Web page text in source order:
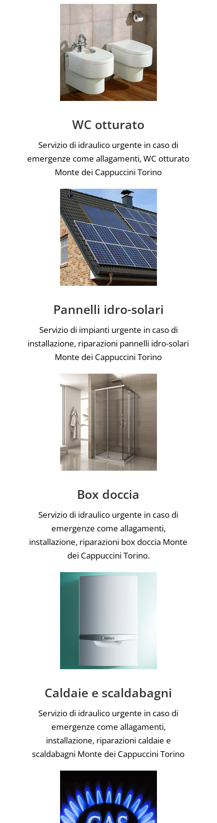
WC otturato
Servizio di idraulico urgente in caso di
emergenze come allagamenti, WC otturato
Monte dei Cappuccini Torino
Pannelli idro-solari
Servizio di impianti urgente in caso di
installazione, riparazioni pannelli idro-solari
Monte dei Cappuccini Torino
Box doccia
Servizio di idraulico urgente in caso di
emergenze come allagamenti,
installazione, riparazioni box doccia Monte
dei Cappuccini Torino.
Caldaie e scaldabagni
Servizio di idraulico urgente in caso di
emergenze come allagamenti,
installazione, riparazioni caldaie e
scaldabagni Monte dei Cappuccini Torino